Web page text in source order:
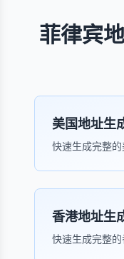
菲律宾
美国地址生
快速生成完整
香港地址生
快速生成完整